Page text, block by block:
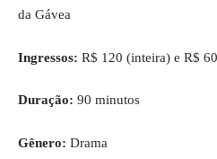
da Gávea
Ingressos: R$ 120 (inteira) e R$
Duração: 90 minutos
Gênero: Drama